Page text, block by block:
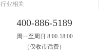
行业相关
400-886-5189
周一至周日 8:00-18:00
（仅收市话费）